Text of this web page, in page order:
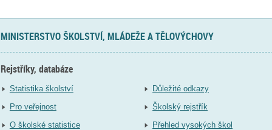
MINISTERSTVO ŠKOLSTVÍ, MLÁDEŽE A TĚLOVÝCHOVY
Rejstříky, databáze
Statistika školství
Pro veřejnost
O školské statistice
Důležité odkazy
Školský rejstřík
Přehled vysokých škol